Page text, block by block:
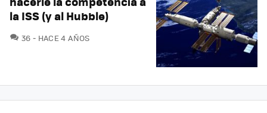
la ISS (y al Hubble)
36 COMENTARIOS
HACE 4 AÑOS